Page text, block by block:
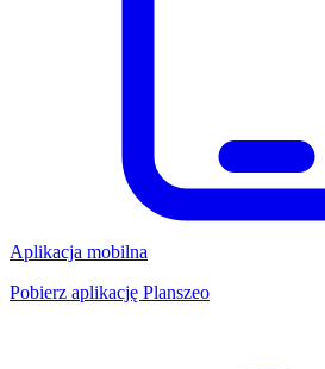
Aplikacja mobilna
Pobierz aplikację Planszeo